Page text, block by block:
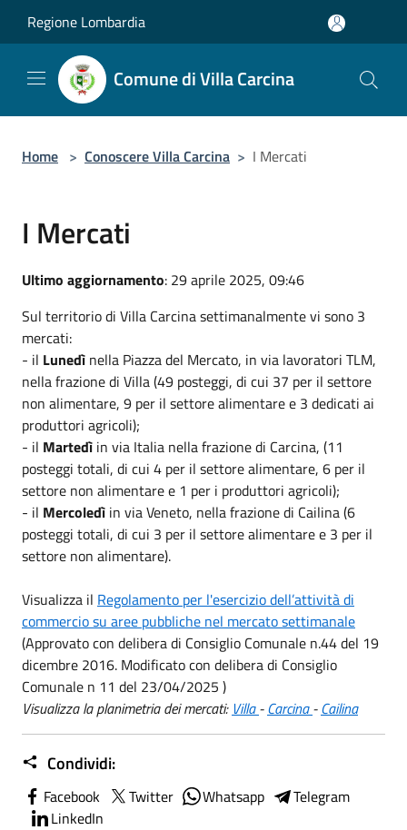
Regione Lombardia
Comune di Villa Carcina
Home > Conoscere Villa Carcina > I Mercati
I Mercati
Ultimo aggiornamento: 29 aprile 2025, 09:46
Sul territorio di Villa Carcina settimanalmente vi sono 3
mercati:
- il Lunedì nella Piazza del Mercato, in via lavoratori TLM,
nella frazione di Villa (49 posteggi, di cui 37 per il settore
non alimentare, 9 per il settore alimentare e 3 dedicati ai
produttori agricoli);
- il Martedì in via Italia nella frazione di Carcina, (11
posteggi totali, di cui 4 per il settore alimentare, 6 per il
settore non alimentare e 1 per i produttori agricoli);
- il Mercoledì in via Veneto, nella frazione di Cailina (6
posteggi totali, di cui 3 per il settore alimentare e 3 per il
settore non alimentare).
Visualizza il Regolamento per l'esercizio dell’attività di
commercio su aree pubbliche nel mercato settimanale
(Approvato con delibera di Consiglio Comunale n.44 del 19
dicembre 2016. Modificato con delibera di Consiglio
Comunale n 11 del 23/04/2025 )
Visualizza la planimetria dei mercati: Villa-Carcina-Cailina
Condividi:
Facebook Twitter Whatsapp
Telegram
LinkedIn